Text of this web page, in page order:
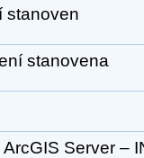
stanoven
stanovena
Server –